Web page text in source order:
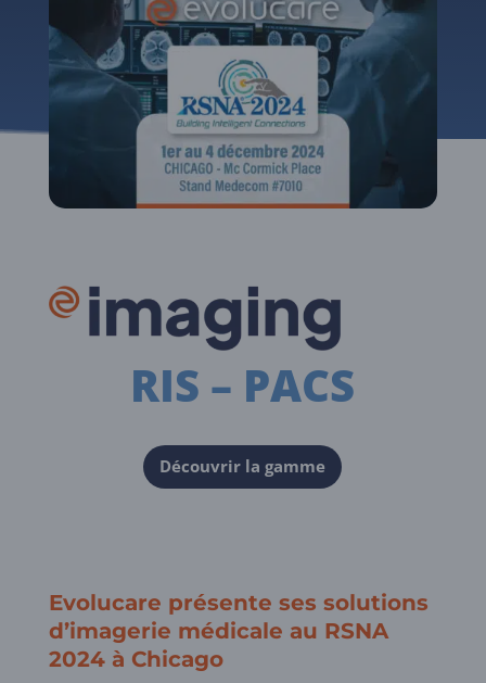
RIS – PACS
Découvrir la gamme
Evolucare présente ses solutions
d’imagerie médicale au RSNA
2024 à Chicago